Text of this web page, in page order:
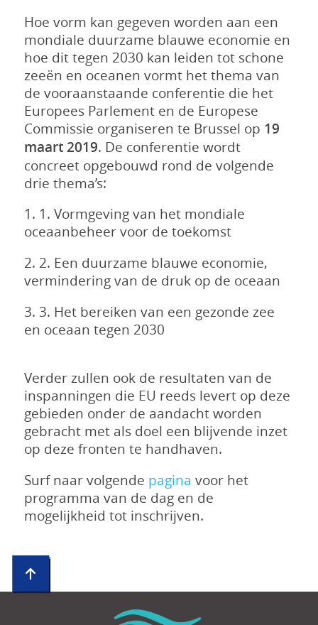
Hoe vorm kan gegeven worden aan een
mondiale duurzame blauwe economie en
hoe dit tegen 2030 kan leiden tot schone
zeeën en oceanen vormt het thema van
de vooraanstaande conferentie die het
Europees Parlement en de Europese
Commissie organiseren te Brussel op 19
maart 2019. De conferentie wordt
concreet opgebouwd rond de volgende
drie thema’s:
1. 1. Vormgeving van het mondiale
oceaanbeheer voor de toekomst
2. 2. Een duurzame blauwe economie,
vermindering van de druk op de oceaan
3. 3. Het bereiken van een gezonde zee
en oceaan tegen 2030
Verder zullen ook de resultaten van de
inspanningen die EU reeds levert op deze
gebieden onder de aandacht worden
gebracht met als doel een blijvende inzet
op deze fronten te handhaven.
Surf naar volgende pagina voor het
programma van de dag en de
mogelijkheid tot inschrijven.